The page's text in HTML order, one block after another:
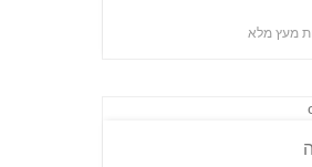
מעץ מלא